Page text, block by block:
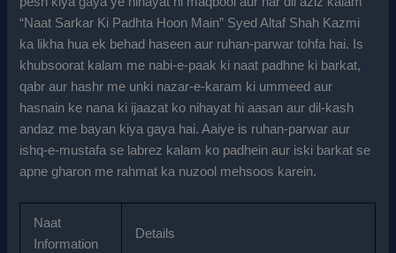
“Naat Sarkar Ki Padhta Hoon Main” Syed Altaf Shah Kazmi
ka likha hua ek behad haseen aur ruhan-parwar tohfa hai. Is
khubsoorat kalam me nabi-e-paak ki naat padhne ki barkat,
qabr aur hashr me unki nazar-e-karam ki ummeed aur
hasnain ke nana ki ijaazat ko nihayat hi aasan aur dil-kash
andaz me bayan kiya gaya hai. Aaiye is ruhan-parwar aur
ishq-e-mustafa se labrez kalam ko padhein aur iski barkat se
apne gharon me rahmat ka nuzool mehsoos karein.
Naat
Information
Details